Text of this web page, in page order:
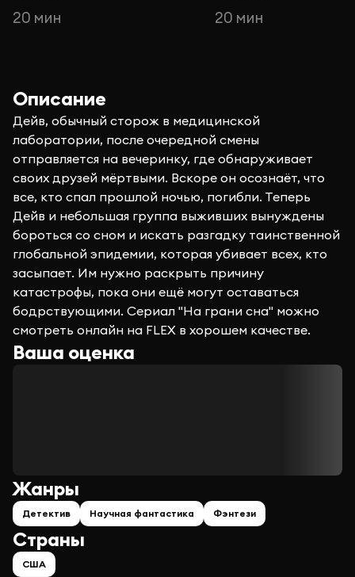
20 мин
20 мин
Описание
Дейв, обычный сторож в медицинской
лаборатории, после очередной смены
отправляется на вечеринку, где обнаруживает
своих друзей мёртвыми. Вскоре он осознаёт, что
все, кто спал прошлой ночью, погибли. Теперь
Дейв и небольшая группа выживших вынуждены
бороться со сном и искать разгадку таинственной
глобальной эпидемии, которая убивает всех, кто
засыпает. Им нужно раскрыть причину
катастрофы, пока они ещё могут оставаться
бодрствующими. Сериал "На грани сна" можно
смотреть онлайн на FLEX в хорошем качестве.
Ваша оценка
Страны
США
Жанры
Детектив Научная фантастика Фэнтези